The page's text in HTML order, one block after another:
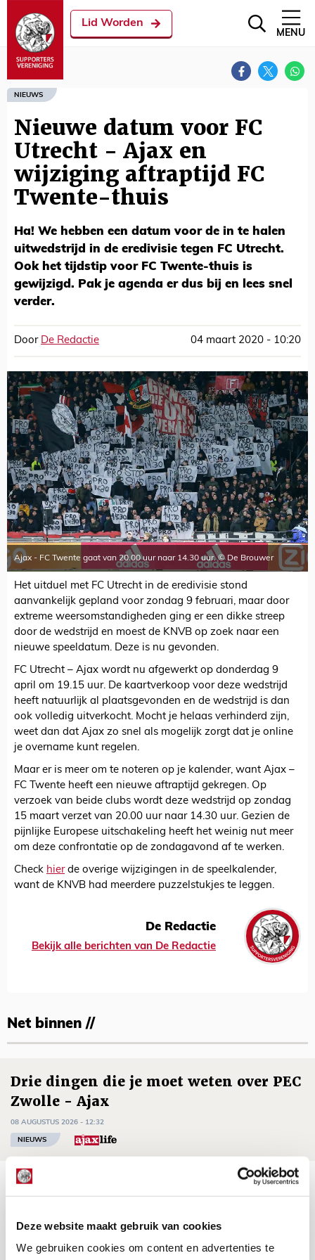
Deze website maakt gebruik van cookies
We gebruiken cookies om content en advertenties te
Lid Worden
MENU
NIEUWS
Nieuwe datum voor FC
Utrecht - Ajax en
wijziging aftraptijd FC
Twente-thuis
Ha! We hebben een datum voor de in te halen
uitwedstrijd in de eredivisie tegen FC Utrecht.
Ook het tijdstip voor FC Twente-thuis is
gewijzigd. Pak je agenda er dus bij en lees snel
verder.
Door De Redactie 04 maart 2020 - 10:20
Ajax - FC Twente gaat van 20.00 uur naar 14.30 uur. © De Brouwer
Het uitduel met FC Utrecht in de eredivisie stond
aanvankelijk gepland voor zondag 9 februari, maar door
extreme weersomstandigheden ging er een dikke streep
door de wedstrijd en moest de KNVB op zoek naar een
nieuwe speeldatum. Deze is nu gevonden.
FC Utrecht – Ajax wordt nu afgewerkt op donderdag 9
april om 19.15 uur. De kaartverkoop voor deze wedstrijd
heeft natuurlijk al plaatsgevonden en de wedstrijd is dan
ook volledig uitverkocht. Mocht je helaas verhinderd zijn,
weet dan dat Ajax zo snel als mogelijk zorgt dat je online
je overname kunt regelen.
Maar er is meer om te noteren op je kalender, want Ajax –
FC Twente heeft een nieuwe aftraptijd gekregen. Op
verzoek van beide clubs wordt deze wedstrijd op zondag
15 maart verzet van 20.00 uur naar 14.30 uur. Gezien de
pijnlijke Europese uitschakeling heeft het weinig nut meer
om deze confrontatie op de zondagavond af te werken.
Check hierde overige wijzigingen in de speelkalender,
want de KNVB had meerdere puzzelstukjes te leggen.
De Redactie
Bekijk alle berichten van De Redactie
Net binnen //
Drie dingen die je moet weten over PEC
Zwolle - Ajax
08 AUGUSTUS 2026 - 12:32
NIEUWS
Míchels elf: met welke formatie begin
08 AUGUSTUS 2026 - 11:34
NIEUWS